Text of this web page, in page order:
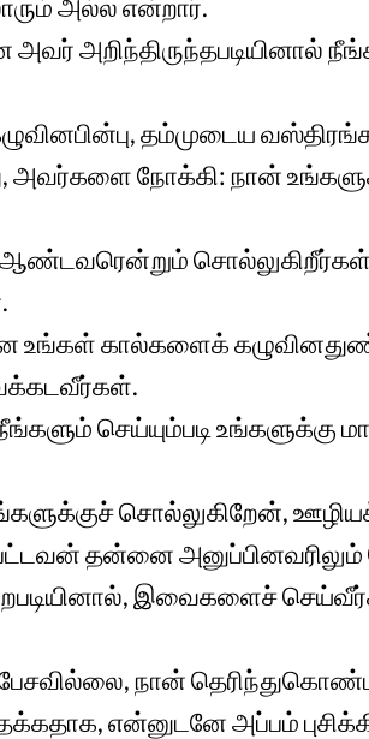
அறிந்திருந்தபடியினால்
தம்முடைய
அவர்களை நோக்கி: நான்
உங்கள் கால்களைக்
செய்யும்படி உங்களுக்கு
சொல்லுகிறேன்,
தன்னை
இவைகளைச்
பேசவில்லை, நான்
என்னுடனே அப்பம்